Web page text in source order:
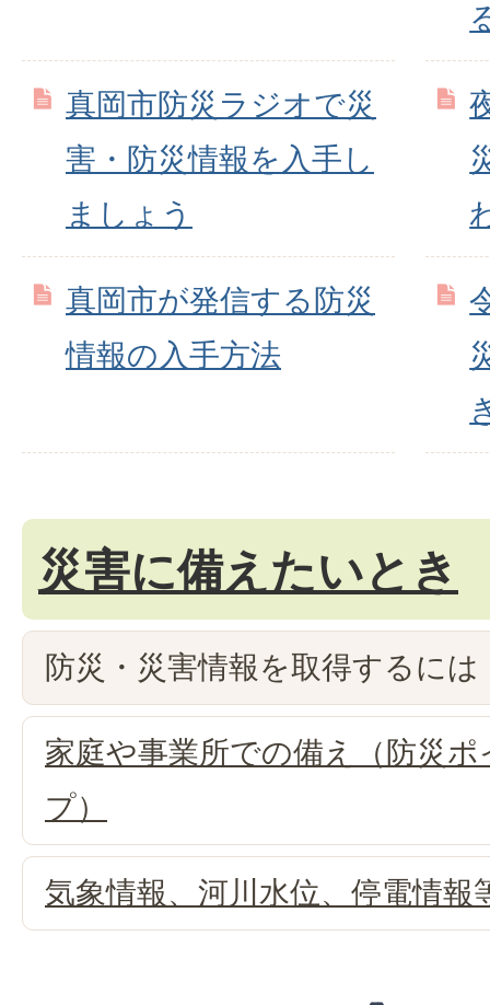
真岡市防災ラジオで災
害・防災情報を入手し
ましょう
真岡市が発信する防災
情報の入手方法
災害に備えたいとき
防災・災害情報を取得するには
家庭や事業所での備え（防災
プ）
気象情報、河川水位、停電情報